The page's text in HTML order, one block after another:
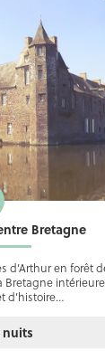
Bretagne
d’Arthur en forêt
Bretagne
d’histoire…